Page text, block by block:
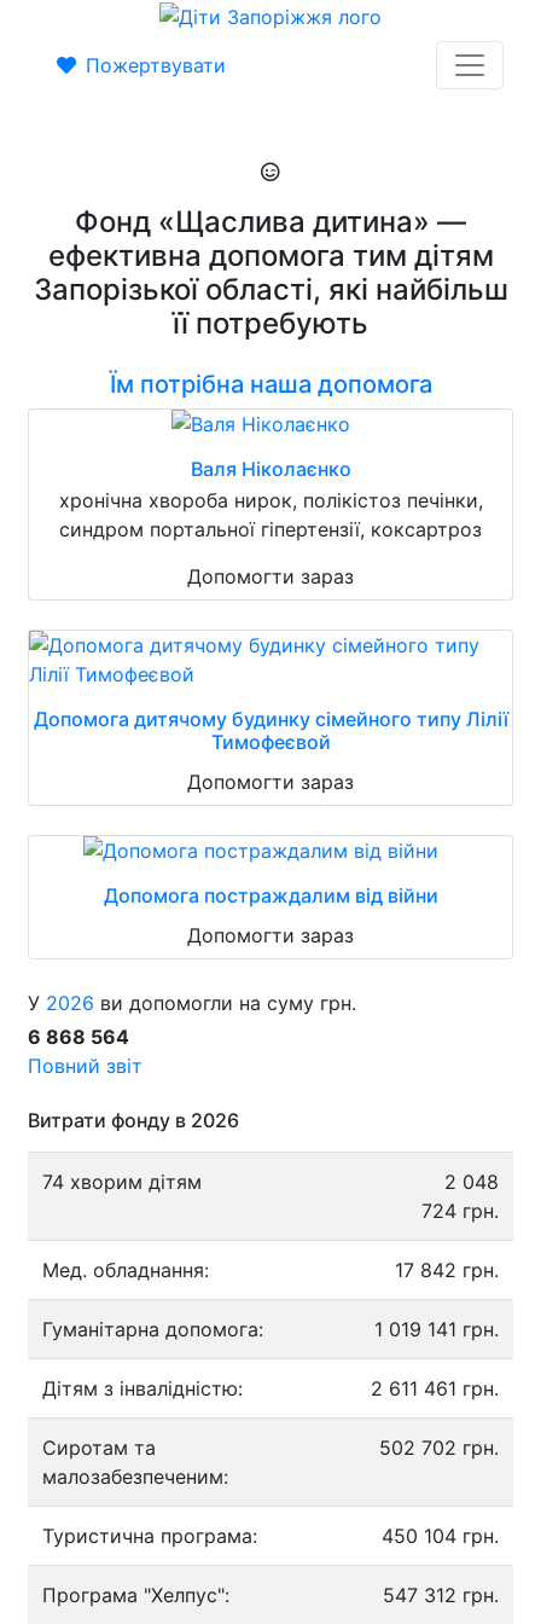
Пожертвувати
Фонд «Щаслива дитина» —
ефективна допомога тим дітям
Запорізької області, які найбільш
її потребують
Їм потрібна наша допомога
Валя Ніколаєнко
хронічна хвороба нирок, полікістоз печінки,
синдром портальної гіпертензії, коксартроз
Допомогти зараз
Допомога дитячому будинку сімейного типу Лілії
Тимофеєвой
Допомогти зараз
Допомога постраждалим від війни
Допомогти зараз
У 2026 ви допомогли на суму грн.
6 868 564
Повний звіт
Витрати фонду в 2026
74 хворим дітям
2 048
724 грн.
Мед. обладнання: 17 842 грн.
Гуманітарна допомога: 1 019 141 грн.
Дітям з інвалідністю: 2 611 461 грн.
Сиротам та
малозабезпеченим:
502 702 грн.
Туристична програма: 450 104 грн.
Програма "Хелпус": 547 312 грн.